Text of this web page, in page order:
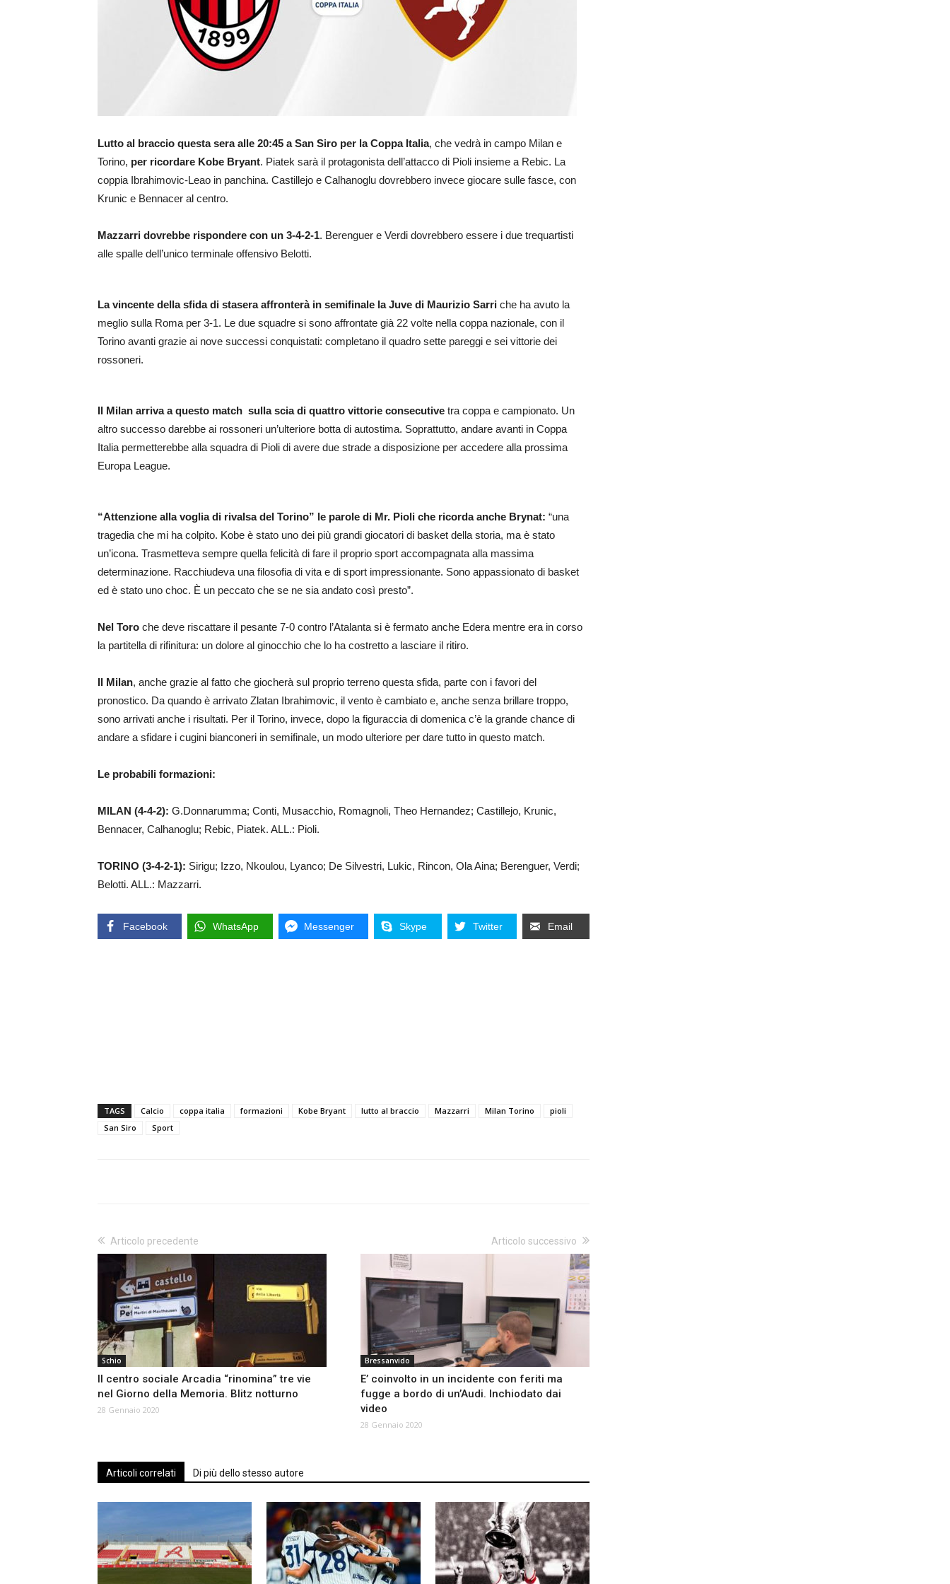
Lutto al braccio questa sera alle 20:45 a San Siro per la Coppa Italia, che vedrà in campo Milan e
Torino, per ricordare Kobe Bryant. Piatek sarà il protagonista dell’attacco di Pioli insieme a Rebic. La
coppia Ibrahimovic-Leao in panchina. Castillejo e Calhanoglu dovrebbero invece giocare sulle fasce, con
Krunic e Bennacer al centro.
Mazzarri dovrebbe rispondere con un 3-4-2-1. Berenguer e Verdi dovrebbero essere i due trequartisti
alle spalle dell’unico terminale offensivo Belotti.
La vincente della sfida di stasera affronterà in semifinale la Juve di Maurizio Sarri che ha avuto la
meglio sulla Roma per 3-1. Le due squadre si sono affrontate già 22 volte nella coppa nazionale, con il
Torino avanti grazie ai nove successi conquistati: completano il quadro sette pareggi e sei vittorie dei
rossoneri.
Il Milan arriva a questo match sulla scia di quattro vittorie consecutive tra coppa e campionato. Un
altro successo darebbe ai rossoneri un’ulteriore botta di autostima. Soprattutto, andare avanti in Coppa
Italia permetterebbe alla squadra di Pioli di avere due strade a disposizione per accedere alla prossima
Europa League.
“Attenzione alla voglia di rivalsa del Torino” le parole di Mr. Pioli che ricorda anche Brynat: “una
tragedia che mi ha colpito. Kobe è stato uno dei più grandi giocatori di basket della storia, ma è stato
un’icona. Trasmetteva sempre quella felicità di fare il proprio sport accompagnata alla massima
determinazione. Racchiudeva una filosofia di vita e di sport impressionante. Sono appassionato di basket
ed è stato uno choc. È un peccato che se ne sia andato così presto”.
Nel Toro che deve riscattare il pesante 7-0 contro l’Atalanta si è fermato anche Edera mentre era in corso
la partitella di rifinitura: un dolore al ginocchio che lo ha costretto a lasciare il ritiro.
Il Milan, anche grazie al fatto che giocherà sul proprio terreno questa sfida, parte con i favori del
pronostico. Da quando è arrivato Zlatan Ibrahimovic, il vento è cambiato e, anche senza brillare troppo,
sono arrivati anche i risultati. Per il Torino, invece, dopo la figuraccia di domenica c’è la grande chance di
andare a sfidare i cugini bianconeri in semifinale, un modo ulteriore per dare tutto in questo match.
Le probabili formazioni:
MILAN (4-4-2): G.Donnarumma; Conti, Musacchio, Romagnoli, Theo Hernandez; Castillejo, Krunic,
Bennacer, Calhanoglu; Rebic, Piatek. ALL.: Pioli.
TORINO (3-4-2-1): Sirigu; Izzo, Nkoulou, Lyanco; De Silvestri, Lukic, Rincon, Ola Aina; Berenguer, Verdi;
Belotti. ALL.: Mazzarri.
Facebook WhatsApp Messenger Skype Twitter Email
TAGS Calcio coppa italia formazioni Kobe Bryant lutto al braccio Mazzarri Milan Torino
pioli
San Siro
Sport
Articolo precedente
Schio
Il centro sociale Arcadia “rinomina” tre vie
nel Giorno della Memoria. Blitz notturno
28 Gennaio 2020
Articolo successivo
Bressanvido
E’ coinvolto in un incidente con feriti ma
fugge a bordo di un’Audi. Inchiodato dai
video
28 Gennaio 2020
Articoli correlati Di più dello stesso autore